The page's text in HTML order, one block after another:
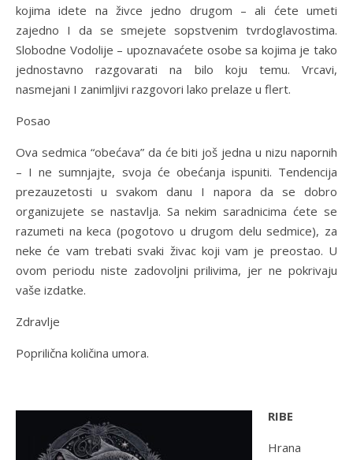
kojima idete na živce jedno drugom – ali ćete umeti
zajedno I da se smejete sopstvenim tvrdoglavostima.
Slobodne Vodolije – upoznavaćete osobe sa kojima je tako
jednostavno razgovarati na bilo koju temu. Vrcavi,
nasmejani I zanimljivi razgovori lako prelaze u flert.
Posao
Ova sedmica “obećava” da će biti još jedna u nizu napornih
– I ne sumnjajte, svoja će obećanja ispuniti. Tendencija
prezauzetosti u svakom danu I napora da se dobro
organizujete se nastavlja. Sa nekim saradnicima ćete se
razumeti na keca (pogotovo u drugom delu sedmice), za
neke će vam trebati svaki živac koji vam je preostao. U
ovom periodu niste zadovoljni prilivima, jer ne pokrivaju
vaše izdatke.
Zdravlje
Poprilična količina umora.
RIBE
Hrana